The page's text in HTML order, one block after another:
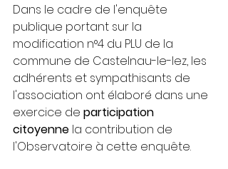
Dans le cadre de l'enquête
publique portant sur la
modification n°4 du PLU de la
commune de Castelnau-le-lez, les
adhérents et sympathisants de
l'association ont élaboré dans une
exercice de participation
citoyenne la contribution de
l'Observatoire à cette enquête.